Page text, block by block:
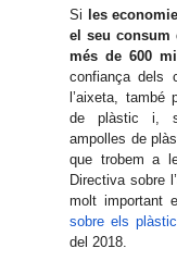
Si les
el seu consum
més de 600
confiança dels
l’aixeta, també
de plàstic i,
ampolles de
que trobem a
Directiva sobre
molt important
sobre els
del 2018.